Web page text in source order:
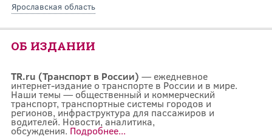
Ярославская область
ОБ ИЗДАНИИ
TR.ru (Транспорт в России) — ежедневное
интернет-издание о транспорте в России и в мире.
Наши темы — общественный и коммерческий
транспорт, транспортные системы городов и
регионов, инфраструктура для пассажиров и
водителей. Новости, аналитика,
обсуждения. Подробнее...